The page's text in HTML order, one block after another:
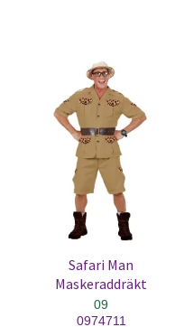
Safari Man
Maskeraddräkt
09
0974711